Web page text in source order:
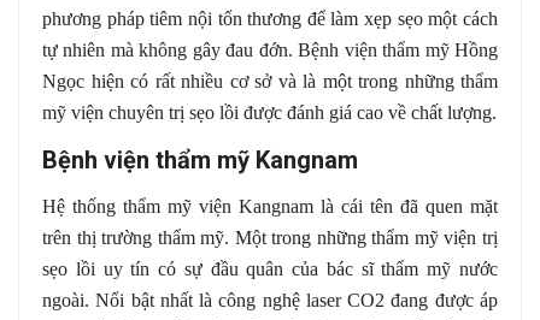
phương pháp tiêm nội tổn thương để làm xẹp sẹo một cách
tự nhiên mà không gây đau đớn. Bệnh viện thẩm mỹ Hồng
Ngọc hiện có rất nhiều cơ sở và là một trong những thẩm
mỹ viện chuyên trị sẹo lồi được đánh giá cao về chất lượng.
Bệnh viện thẩm mỹ Kangnam
Hệ thống thẩm mỹ viện Kangnam là cái tên đã quen mặt
trên thị trường thẩm mỹ. Một trong những thẩm mỹ viện trị
sẹo lồi uy tín có sự đầu quân của bác sĩ thẩm mỹ nước
ngoài. Nổi bật nhất là công nghệ laser CO2 đang được áp